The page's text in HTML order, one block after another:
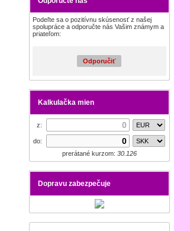
Podeľte sa o pozitívnu skúsenosť z našej
spolupráce a odporučte nás Vašim známym a
priateľom:
Odporučiť
Kalkulačka mien
z:
do:
prerátané kurzom: 30.126
Dopravu zabezpečuje